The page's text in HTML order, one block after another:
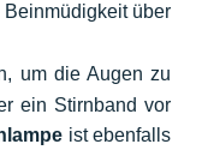
über
um die Augen zu
ein Stirnband vor
ist ebenfalls